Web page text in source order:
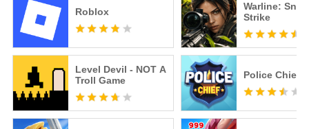
Roblox
Warline:
Strike
Level Devil - NOT A
Troll Game
Police Chief